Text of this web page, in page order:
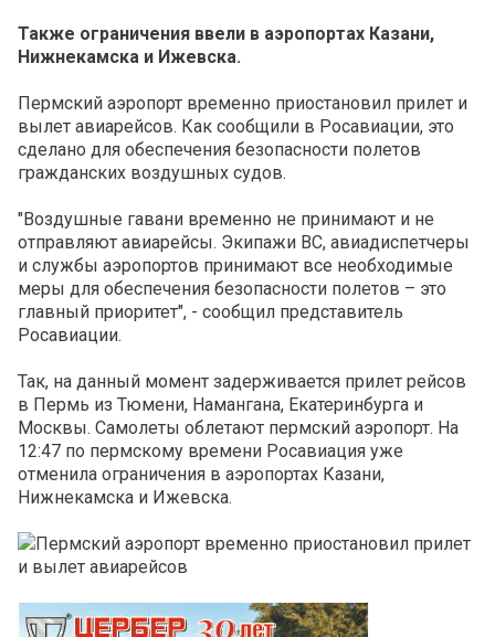
Также ограничения ввели в аэропортах Казани,
Нижнекамска и Ижевска.
Пермский аэропорт временно приостановил прилет и
вылет авиарейсов. Как сообщили в Росавиации, это
сделано для обеспечения безопасности полетов
гражданских воздушных судов.
"Воздушные гавани временно не принимают и не
отправляют авиарейсы. Экипажи ВС, авиадиспетчеры
и службы аэропортов принимают все необходимые
меры для обеспечения безопасности полетов – это
главный приоритет", - сообщил представитель
Росавиации.
Так, на данный момент задерживается прилет рейсов
в Пермь из Тюмени, Намангана, Екатеринбурга и
Москвы. Самолеты облетают пермский аэропорт. На
12:47 по пермскому времени Росавиация уже
отменила ограничения в аэропортах Казани,
Нижнекамска и Ижевска.